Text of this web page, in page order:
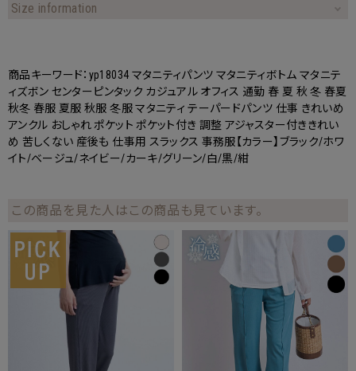
Size information
商品キーワード：yp18034 マタニティパンツ マタニティボトム マタニテ
ィズボン センターピンタック カジュアル オフィス 通勤 春 夏 秋 冬 春夏
秋冬 春服 夏服 秋服 冬服 マタニティ テーパードパンツ 仕事 きれいめ
アンクル おしゃれ ポケット ポケット付き 調整 アジャスター付ききれい
め 苦しくない 産後も 仕事用 スラックス 事務服【カラー】ブラック/ホワ
イト/ベージュ/ネイビー/カーキ/グリーン/白/黒/紺
この商品を見た人はこの商品も見ています。